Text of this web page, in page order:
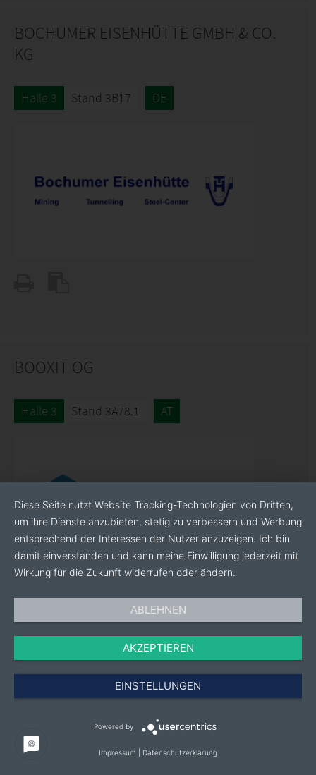
BOCHUMER EISENHÜTTE GMBH & CO.
KG
Halle 3 Stand 3B17 DE
BOOXIT OG
Halle 3 Stand 3A78.1 AT
BOTT GMBH & CO. KG
Stand 3A83 DE
Diese Seite nutzt Website Tracking-Technologien von Dritten,
um ihre Dienste anzubieten, stetig zu verbessern und Werbung
entsprechend der Interessen der Nutzer anzuzeigen. Ich bin
damit einverstanden und kann meine Einwilligung jederzeit mit
Wirkung für die Zukunft widerrufen oder ändern.
ABLEHNEN
AKZEPTIEREN
EINSTELLUNGEN
Powered by
Impressum Datenschutzerklärung